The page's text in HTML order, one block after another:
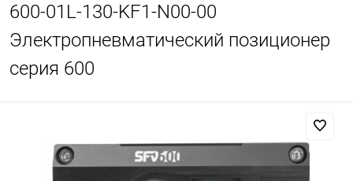
600-01L-130-KF1-N00-00
Электропневматический позиционер
серия 600